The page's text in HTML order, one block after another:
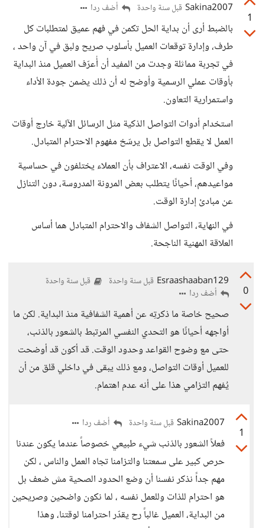
1
Sakina2007 قبل سنة واحدة أضف ردا
بالضبط أرى أن بداية الحل تكمن في فهم عميق لمتطلبات كل
طرف، وإدارة توقعات العميل بأسلوب صريح ولبق في آن واحد ،
في تجربة مماثلة وجدت من المفيد أن أُعرّف العميل منذ البداية
بأوقات عملي الرسمية وأوضح له أن ذلك يضمن جودة الأداء
واستمرارية التعاون.
استخدام أدوات التواصل الذكية مثل الرسائل الآلية خارج أوقات
العمل لا يقطع التواصل بل يرسّخ مفهوم الاحترام المتبادل.
وفي الوقت نفسه، الاعتراف بأن العملاء يختلفون في حساسية
مواعيدهم، أحيانًا يتطلب بعض المرونة المدروسة، دون التنازل
عن مبادئ إدارة الوقت.
في النهاية، التواصل الشفاف والاحترام المتبادل هما أساس
العلاقة المهنية الناجحة.
0
Esraashaaban129 قبل سنة واحدة قبل سنة واحدة
أضف ردا
صحيح خاصة ما ذكرتِه عن أهمية الشفافية منذ البداية. لكن ما
أواجهه أحيانًا هو التحدي النفسي المرتبط بالشعور بالذنب،
حتى مع وضوح القواعد وحدود الوقت. قد أكون قد أوضحت
للعميل أوقات التواصل، ومع ذلك يبقى في داخلي قلق من أن
يُفهم التزامي هذا على أنه عدم اهتمام.
1
Sakina2007 قبل سنة واحدة أضف ردا
فعلاً الشعور بالذنب شيء طبيعي خصوصاً عندما يكون عندنا
حرص كبير على سمعتنا والتزامنا تجاه العمل والناس ، لكن
مهم جداً نذكر نفسنا أن وضع الحدود الصحية مش ضعف بل
هو احترام للذات وللعمل نفسه ، لما نكون واضحين وصريحين
من البداية، العميل غالباً رح يقدّر احترامنا لوقتنا، وهذا